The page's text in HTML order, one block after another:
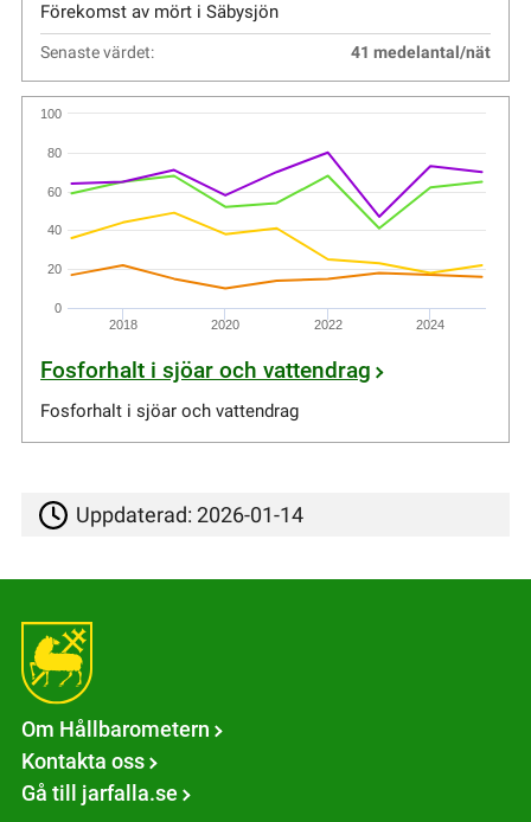
Förekomst av mört i Säbysjön
Senaste värdet: 41 medelantal/nät
2018 2020 2022 2024
0
20
40
60
80
100
Fosforhalt i sjöar och vattendrag
Fosforhalt i sjöar och vattendrag
Uppdaterad:2026-01-14
Om Hållbarometern
Kontakta oss
Gå till jarfalla.se